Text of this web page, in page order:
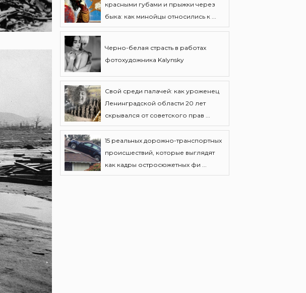
красными губами и прыжки через
быка: как минойцы относились к ...
Черно-белая страсть в работах
фотохудожника Kalynsky
Свой среди палачей: как уроженец
Ленинградской области 20 лет
скрывался от советского прав ...
15 реальных дорожно-транспортных
происшествий, которые выглядят
как кадры остросюжетных фи ...